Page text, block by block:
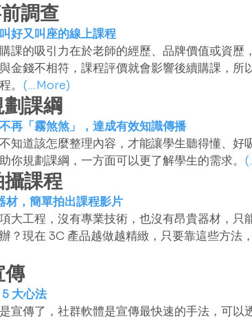
調查
好又叫座的線上課程
課的吸引力在於老師的經歷、品牌價值或資歷
金錢不相符，課程評價就會影響後續購課，所
。 (…More)
課綱
再「霧煞煞」，達成有效知識傳播
知道該怎麼整理內容，才能讓學生聽得懂、好
你規劃課綱，一方面可以更了解學生的需求。
課程
材，簡單拍出課程影片
大工程，沒有專業技術，也沒有昂貴器材，只
？現在 3C 產品越做越精緻，只要靠這些方法
傳
大心法
宣傳了，社群軟體是宣傳最快速的手法，可以